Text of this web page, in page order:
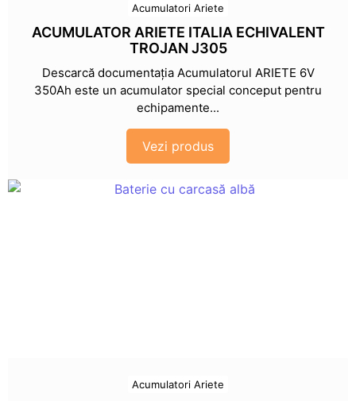
Acumulatori Ariete
ACUMULATOR ARIETE ITALIA ECHIVALENT
TROJAN J305
Descarcă documentația Acumulatorul ARIETE 6V
350Ah este un acumulator special conceput pentru
echipamente...
Vezi produs
Acumulatori Ariete